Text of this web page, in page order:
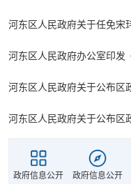
政府信息公开
政府信息公开